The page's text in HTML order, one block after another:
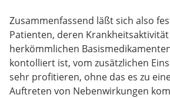
Zusammenfassend läßt sich also
Patienten, deren
herkömmlichen
kontolliert ist, vom zusätzlichen
sehr profitieren, ohne das es zu
Auftreten von Nebenwirkungen